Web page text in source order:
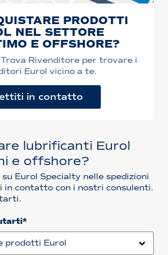
PRODOTTI
NEL SETTORE
E OFFSHORE?
Rivenditore per trovare i
Eurol vicino a te.
in contatto
lubrificanti Eurol
e offshore?
Eurol Specialty nelle spedizioni
contatto con i nostri consulenti.